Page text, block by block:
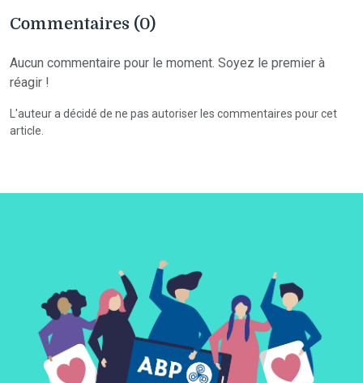
Commentaires (0)
Aucun commentaire pour le moment. Soyez le premier à
réagir !
L'auteur a décidé de ne pas autoriser les commentaires pour cet
article.